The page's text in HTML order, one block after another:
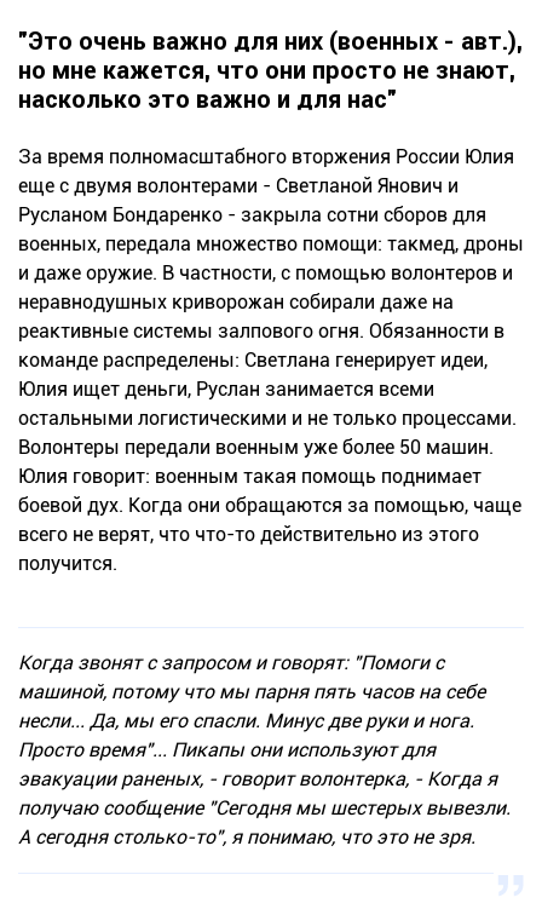
"Это очень важно для них (военных - авт.),
но мне кажется, что они просто не знают,
насколько это важно и для нас"
За время полномасштабного вторжения России Юлия
еще с двумя волонтерами - Светланой Янович и
Русланом Бондаренко - закрыла сотни сборов для
военных, передала множество помощи: такмед, дроны
и даже оружие. В частности, с помощью волонтеров и
неравнодушных криворожан собирали даже на
реактивные системы залпового огня. Обязанности в
команде распределены: Светлана генерирует идеи,
Юлия ищет деньги, Руслан занимается всеми
остальными логистическими и не только процессами.
Волонтеры передали военным уже более 50 машин.
Юлия говорит: военным такая помощь поднимает
боевой дух. Когда они обращаются за помощью, чаще
всего не верят, что что-то действительно из этого
получится.
Когда звонят с запросом и говорят: "Помоги с
машиной, потому что мы парня пять часов на себе
несли... Да, мы его спасли. Минус две руки и нога.
Просто время"... Пикапы они используют для
эвакуации раненых, - говорит волонтерка, - Когда я
получаю сообщение "Сегодня мы шестерых вывезли.
А сегодня столько-то", я понимаю, что это не зря.